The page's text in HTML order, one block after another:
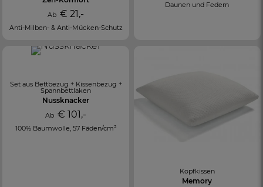
Ab€ 21,-
Anti-Milben- & Anti-Mücken-Schutz
Daunen und Federn
Set aus Bettbezug + Kissenbezug +
Spannbettlaken
Nussknacker
Ab€ 101,-
100% Baumwolle, 57 Fäden/cm²
Kopfkissen
Memory